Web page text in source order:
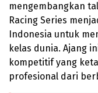
mengembangkan
Racing Series
Indonesia untuk
kelas dunia. Ajang
kompetitif yang
profesional dari